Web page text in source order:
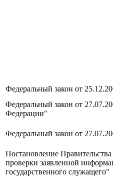
Федеральный закон от
Федеральный закон от
Федерации"
Федеральный закон от
Постановление
проверки заявленной
государственного служащего"